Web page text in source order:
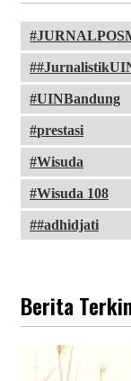
UINBandung
prestasi
Wisuda
Wisuda 108
#adhidjati
Berita